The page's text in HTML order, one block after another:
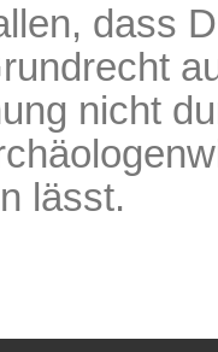
dass
nicht
lässt.